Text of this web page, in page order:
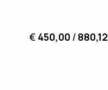
€ 450,00 /880,12